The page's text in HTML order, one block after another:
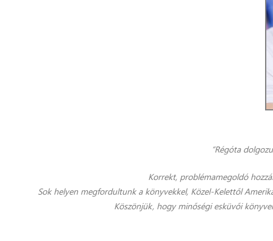
“Régóta
Korrekt, problémamegoldó
Sok helyen megfordultunk a könyvekkel, Közel-Kelettől
Köszönjük, hogy minőségi esküvői